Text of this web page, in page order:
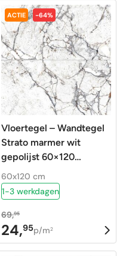
was:
69,96.
is:
24,95.
ACTIE -64%
Vloertegel – Wandtegel
Strato marmer wit
gepolijst 60×120
gerectificeerd
60x120 cm
1-3 werkdagen
69,95
Oorspronkelijke
prijs
24,95
Huidige
prijs
p/m2